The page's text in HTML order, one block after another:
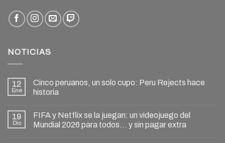
NOTICIAS
12
Ene
Cinco peruanos, un solo cupo: Peru Rejects hace
historia
19
Dic
FIFA y Netflix se la juegan: un videojuego del
Mundial 2026 para todos… y sin pagar extra